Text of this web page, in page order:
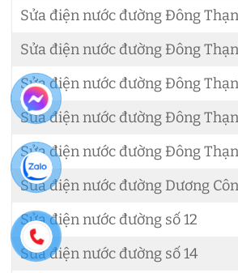
Sửa điện nước đường Đông
Sửa điện nước đường Đông
Sửa điện nước đường Đông
Sửa điện nước đường Đông
Sửa điện nước đường Đông
Sửa điện nước đường Dương
Sửa điện nước đường số 12
Sửa điện nước đường số 14